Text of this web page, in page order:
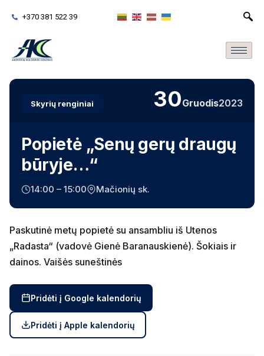
+370 381 522 39
Skyrių renginiai 30Gruodis2023
Popietė „Senų gerų draugų
būryje…“
14:00 – 15:00 Mačionių sk.
Paskutinė metų popietė su ansambliu iš Utenos
„Radasta“ (vadovė Gienė Baranauskienė). Šokiais ir
dainos. Vaišės suneštinės
Pridėti į Google kalendorių
Pridėti į Apple kalendorių